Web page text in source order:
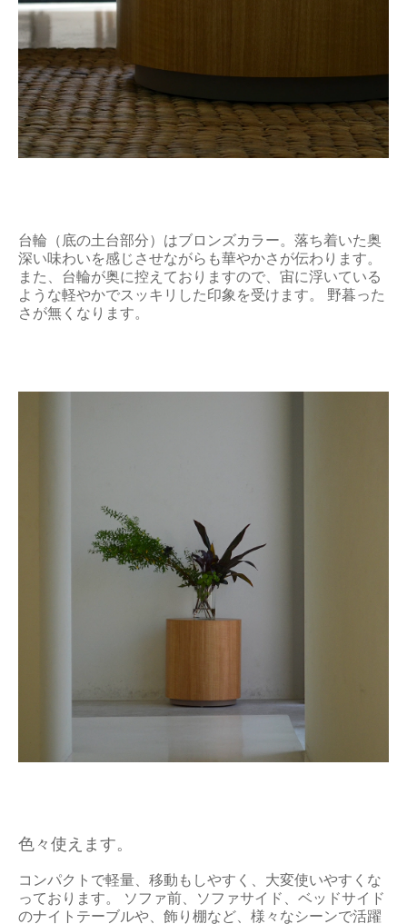
台輪（底の土台部分）はブロンズカラー。落ち着いた奥
深い味わいを感じさせながらも華やかさが伝わります。
また、台輪が奥に控えておりますので、宙に浮いている
ような軽やかでスッキリした印象を受けます。 野暮った
さが無くなります。
色々使えます。
コンパクトで軽量、移動もしやすく、大変使いやすくな
っております。 ソファ前、ソファサイド、ベッドサイド
のナイトテーブルや、飾り棚など、様々なシーンで活躍